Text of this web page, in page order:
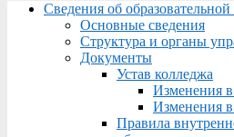
Menu
Сведения об
Основные сведения
Структура и органы
Документы
Устав колледжа
Изменения
Изменения
Правила